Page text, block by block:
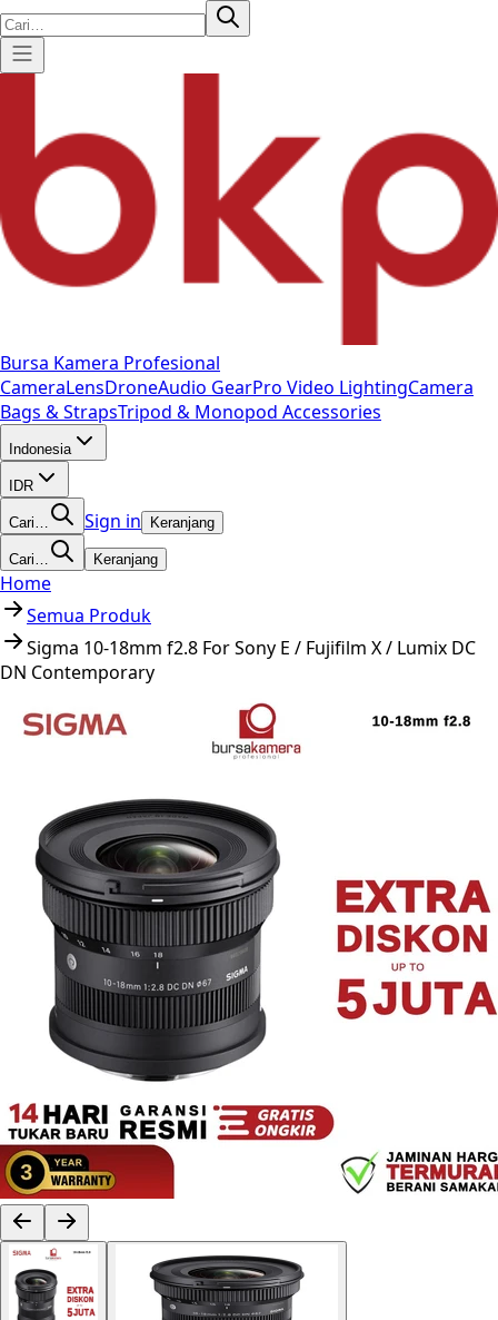
Bursa Kamera Profesional
CameraLensDroneAudio GearPro Video LightingCamera
Bags & StrapsTripod & Monopod Accessories
Indonesia
IDR
Cari… Sign in Keranjang
Cari… Keranjang
Home
Semua Produk
Sigma 10-18mm f2.8 For Sony E / Fujifilm X / Lumix DC
DN Contemporary